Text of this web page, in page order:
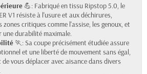
💪: Fabriqué en tissu Ripstop 5.0, le
V1 résiste à l'usure et aux déchirures,
zones critiques comme l'assise, les genoux, et
une durabilité maximale.
🏃: Sa coupe précisément étudiée assure
et une liberté de mouvement sans égal,
vous déplacer avec aisance dans divers